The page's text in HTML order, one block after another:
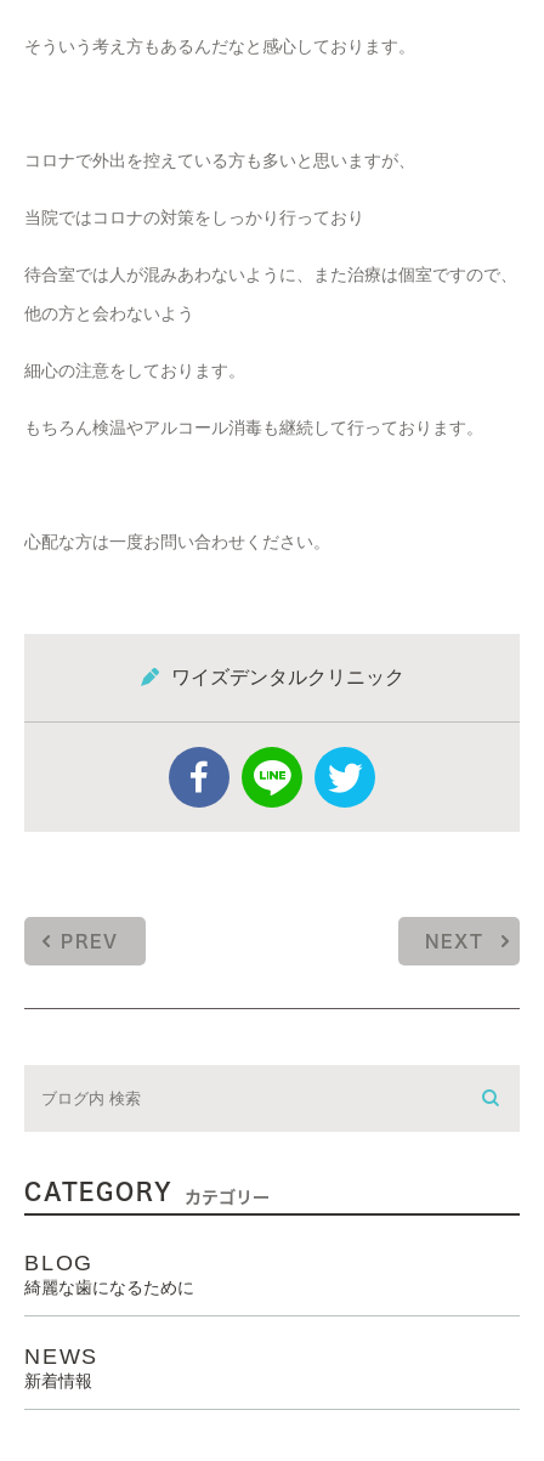
そういう考え方もあるんだなと感心しております。
コロナで外出を控えている方も多いと思いますが、
当院ではコロナの対策をしっかり行っており
待合室では人が混みあわないように、また治療は個室ですので、
他の方と会わないよう
細心の注意をしております。
もちろん検温やアルコール消毒も継続して行っております。
心配な方は一度お問い合わせください。
ワイズデンタルクリニック
PREV NEXT
CATEGORY カテゴリー
BLOG
綺麗な歯になるために
NEWS
新着情報